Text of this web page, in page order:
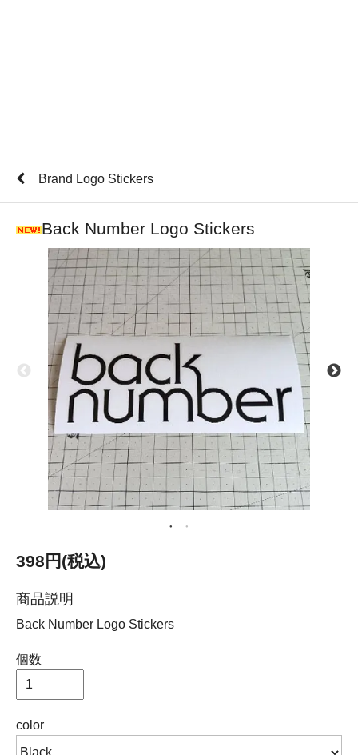
Brand Logo Stickers
Back Number Logo Stickers
398円(税込)
商品説明
Back Number Logo Stickers
個数
color